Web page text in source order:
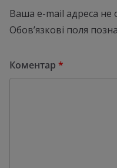
Ваша e-mail адреса
Обов’язкові поля
Коментар *